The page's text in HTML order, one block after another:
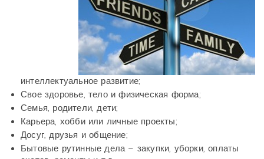
интеллектуальное развитие;
Свое здоровье, тело и физическая форма;
Семья, родители, дети;
Карьера, хобби или личные проекты;
Досуг, друзья и общение;
Бытовые рутинные дела – закупки, уборки, оплаты